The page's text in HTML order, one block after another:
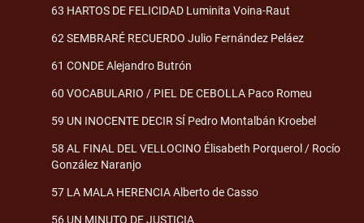
63 HARTOS DE FELICIDAD Luminita Voina-Raut
62 SEMBRARÉ RECUERDO Julio Fernández Peláez
61 CONDE Alejandro Butrón
60 VOCABULARIO / PIEL DE CEBOLLA Paco Romeu
59 UN INOCENTE DECIR SÍ Pedro Montalbán Kroebel
58 AL FINAL DEL VELLOCINO Élisabeth Porquerol / Rocío
González Naranjo
57 LA MALA HERENCIA Alberto de Casso
56 UN MINUTO DE JUSTICIA